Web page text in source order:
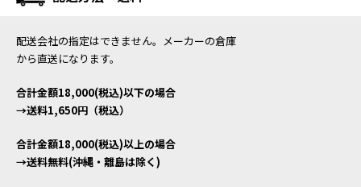
配送会社の指定はできません。メーカーの倉庫
から直送になります。
合計金額18,000(税込)以下の場合
→送料1,650円（税込）
合計金額18,000(税込)以上の場合
→送料無料(沖縄・離島は除く)